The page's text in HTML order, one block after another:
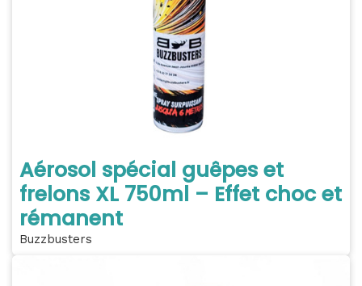
Aérosol spécial guêpes et
frelons XL 750ml – Effet choc et
rémanent
Buzzbusters